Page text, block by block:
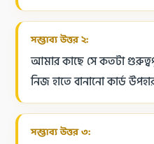
সম্ভাব্য উত্তর ২:
আমার কাছে সে কতটা
নিজ হাতে বানানো কার্ড
সম্ভাব্য উত্তর ৩: